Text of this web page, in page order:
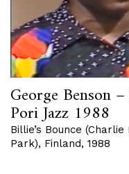
George Benson
Pori Jazz 1988
Billie’s Bounce
Park), Finland, 1988